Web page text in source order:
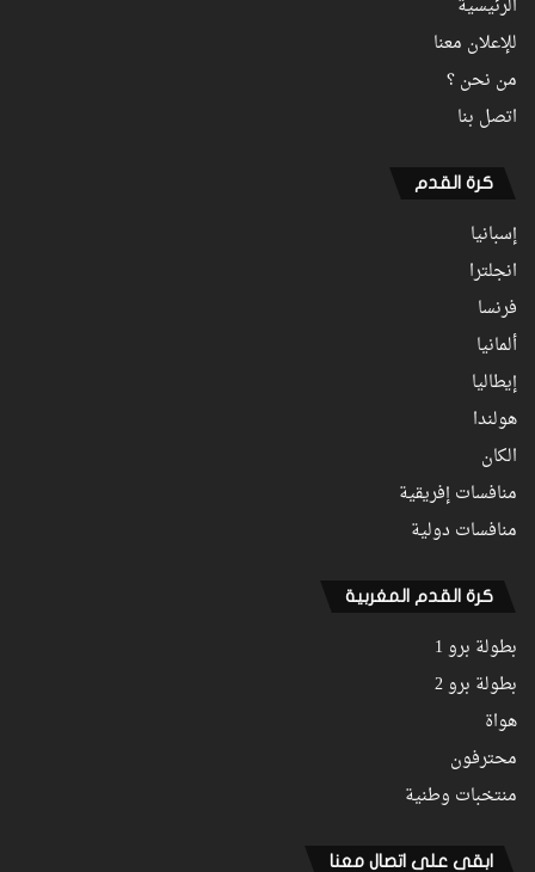
الرئيسية
للإعلان معنا
من نحن ؟
اتصل بنا
كرة القدم
إسبانيا
انجلترا
فرنسا
ألمانيا
إيطاليا
هولندا
الكان
منافسات إفريقية
منافسات دولية
كرة القدم المغربية
بطولة برو 1
بطولة برو 2
هواة
محترفون
منتخبات وطنية
ابقى على اتصال معنا